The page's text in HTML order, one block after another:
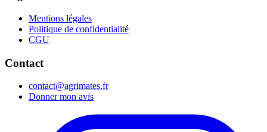
Mentions légales
Politique de confidentialité
CGU
Contact
contact@agrimates.fr
Donner mon avis